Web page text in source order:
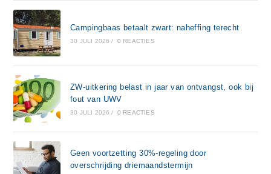
Campingbaas betaalt zwart: naheffing terecht
30 JULI 2026 / 0 REACTIES
ZW-uitkering belast in jaar van ontvangst, ook bij
fout van UWV
30 JULI 2026 / 0 REACTIES
Geen voortzetting 30%-regeling door
overschrijding driemaandstermijn